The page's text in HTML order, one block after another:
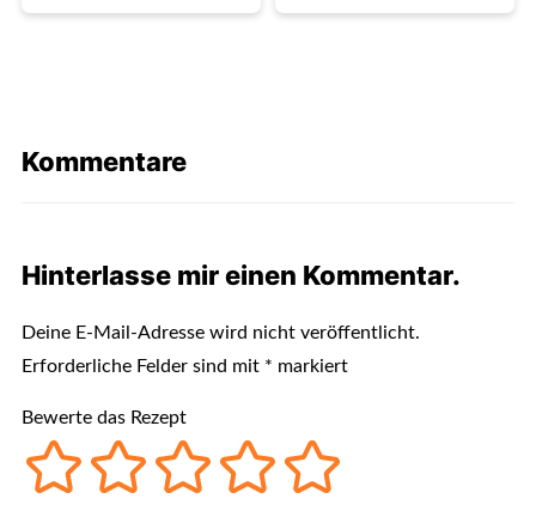
Kommentare
Hinterlasse mir einen Kommentar.
Deine E-Mail-Adresse wird nicht veröffentlicht.
Erforderliche Felder sind mit * markiert
Bewerte das Rezept